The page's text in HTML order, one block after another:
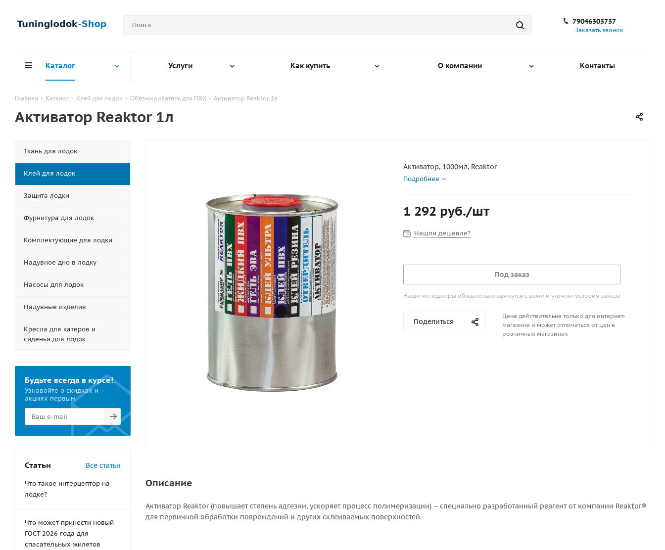
79046303737
Заказать звонок
Каталог Услуги Как купить О компании Контакты
Главная - Каталог - Клей для лодок - Обезжириватель для ПВХ - Активатор Reaktor 1л
Активатор Reaktor 1л
Активатор, 1000мл, Reaktor
Подробнее
1 292 руб./шт
Нашли дешевле?
Под заказ
Наши менеджеры обязательно свяжутся с вами и уточнят условия заказа
Поделиться
Цена действительна только для интернет-
магазина и может отличаться от цен в
розничных магазинах
Описание
Активатор Reaktor (повышает степень адгезии, ускоряет процесс полимеризации) – специально разработанный реагент от компании Reaktor®
для первичной обработки повреждений и других склеиваемых поверхностей.
Ткань для лодок
Клей для лодок
Защита лодки
Фурнитура для лодок
Комплектующие для лодки
Надувное дно в лодку
Насосы для лодок
Надувные изделия
Кресла для катеров и
сиденья для лодок
Будьте всегда в курсе!
Узнавайте о скидках и
акциях первым
Статьи Все статьи
Что такое интерцептор на
лодке?
Что может принести новый
ГОСТ 2026 года для
спасательных жилетов